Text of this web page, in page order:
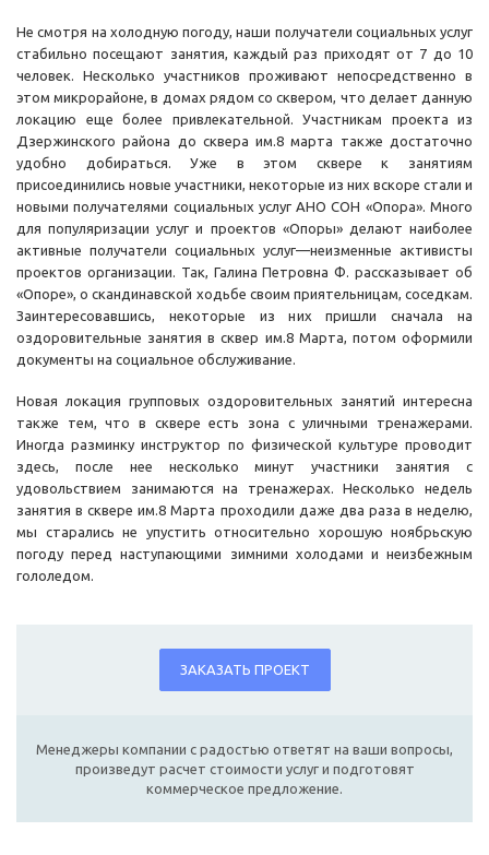
Не смотря на холодную погоду, наши получатели социальных услуг
стабильно посещают занятия, каждый раз приходят от 7 до 10
человек. Несколько участников проживают непосредственно в
этом микрорайоне, в домах рядом со сквером, что делает данную
локацию еще более привлекательной. Участникам проекта из
Дзержинского района до сквера им.8 марта также достаточно
удобно добираться. Уже в этом сквере к занятиям
присоединились новые участники, некоторые из них вскоре стали и
новыми получателями социальных услуг АНО СОН «Опора». Много
для популяризации услуг и проектов «Опоры» делают наиболее
активные получатели социальных услуг—неизменные активисты
проектов организации. Так, Галина Петровна Ф. рассказывает об
«Опоре», о скандинавской ходьбе своим приятельницам, соседкам.
Заинтересовавшись, некоторые из них пришли сначала на
оздоровительные занятия в сквер им.8 Марта, потом оформили
документы на социальное обслуживание.
Новая локация групповых оздоровительных занятий интересна
также тем, что в сквере есть зона с уличными тренажерами.
Иногда разминку инструктор по физической культуре проводит
здесь, после нее несколько минут участники занятия с
удовольствием занимаются на тренажерах. Несколько недель
занятия в сквере им.8 Марта проходили даже два раза в неделю,
мы старались не упустить относительно хорошую ноябрьскую
погоду перед наступающими зимними холодами и неизбежным
гололедом.
ЗАКАЗАТЬ ПРОЕКТ
Менеджеры компании с радостью ответят на ваши вопросы,
произведут расчет стоимости услуг и подготовят
коммерческое предложение.